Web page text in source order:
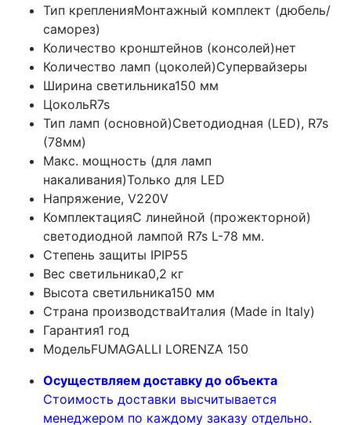
Тип крепленияМонтажный комплект (дюбель/
саморез)
Количество кронштейнов (консолей)нет
Количество ламп (цоколей)Супервайзеры
Ширина светильника150 мм
ЦокольR7s
Тип ламп (основной)Светодиодная (LED), R7s
(78мм)
Макс. мощность (для ламп
накаливания)Только для LED
Напряжение, V220V
КомплектацияC линейной (прожекторной)
светодиодной лампой R7s L-78 мм.
Степень защиты IPIP55
Вес светильника0,2 кг
Высота светильника150 мм
Страна производстваИталия (Made in Italy)
Гарантия1 год
МодельFUMAGALLI LORENZA 150
Осуществляем доставку до объекта
Стоимость доставки высчитывается
менеджером по каждому заказу отдельно.